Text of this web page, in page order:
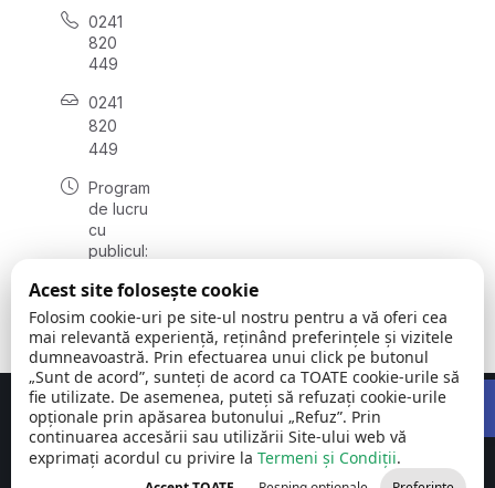
0241
820
449
0241
820
449
Program
de lucru
cu
publicul:
vineri
08:00 –
16:00
Comuna Siliștea©
2026
Toate
drepturile
Concept realizat deBig Media Relații Publice SRL
Acest site folosește cookie
Folosim cookie-uri pe site-ul nostru pentru a vă oferi cea
mai relevantă experiență, reținând preferințele și vizitele
dumneavoastră. Prin efectuarea unui click pe butonul
„Sunt de acord”, sunteți de acord ca TOATE cookie-urile să
fie utilizate. De asemenea, puteți să refuzați cookie-urile
opționale prin apăsarea butonului „Refuz”. Prin
continuarea accesării sau utilizării Site-ului web vă
exprimați acordul cu privire la Termeni și Condiții.